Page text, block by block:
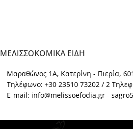
ΜΕΛΙΣΣΟΚΟΜΙΚΑ ΕΙΔΗ
Μαραθώνος 1Α, Κατερίνη - Πιερία,
Τηλέφωνο: +30 23510 73202 / 2
E-mail: info@melissoefodia.gr -